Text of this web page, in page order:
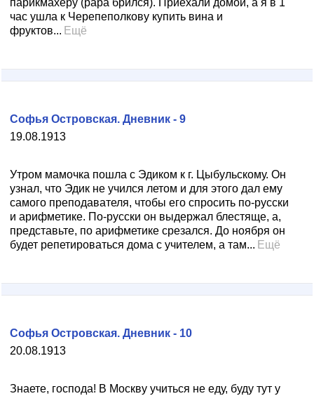
парикмахеру (рара брился). Приехали домой, а я в 1
час ушла к Черепеполкову купить вина и
фруктов... Ещё
19.08.1913
Софья Островская. Дневник - 9
Утром мамочка пошла с Эдиком к г. Цыбульскому. Он
узнал, что Эдик не учился летом и для этого дал ему
самого преподавателя, чтобы его спросить по-русски
и арифметике. По-русски он выдержал блестяще, а,
представьте, по арифметике срезался. До ноября он
будет репетироваться дома с учителем, а там... Ещё
20.08.1913
Софья Островская. Дневник - 10
Знаете, господа! В Москву учиться не еду, буду тут у